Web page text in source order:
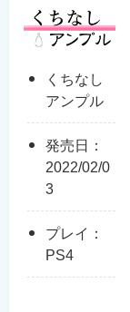
くちなし
アンプル
発売日：
2022/02/0
3
プレイ：
PS4